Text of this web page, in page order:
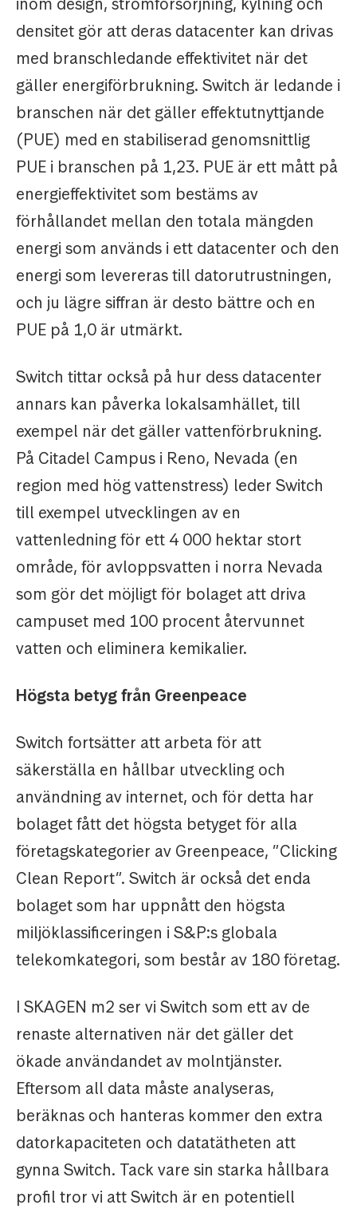
inom design, strömförsörjning, kylning och
densitet gör att deras datacenter kan drivas
med branschledande effektivitet när det
gäller energiförbrukning. Switch är ledande i
branschen när det gäller effektutnyttjande
(PUE) med en stabiliserad genomsnittlig
PUE i branschen på 1,23. PUE är ett mått på
energieffektivitet som bestäms av
förhållandet mellan den totala mängden
energi som används i ett datacenter och den
energi som levereras till datorutrustningen,
och ju lägre siffran är desto bättre och en
PUE på 1,0 är utmärkt.
Switch tittar också på hur dess datacenter
annars kan påverka lokalsamhället, till
exempel när det gäller vattenförbrukning.
På Citadel Campus i Reno, Nevada (en
region med hög vattenstress) leder Switch
till exempel utvecklingen av en
vattenledning för ett 4 000 hektar stort
område, för avloppsvatten i norra Nevada
som gör det möjligt för bolaget att driva
campuset med 100 procent återvunnet
vatten och eliminera kemikalier.
Högsta betyg från Greenpeace
Switch fortsätter att arbeta för att
säkerställa en hållbar utveckling och
användning av internet, och för detta har
bolaget fått det högsta betyget för alla
företagskategorier av Greenpeace, ”Clicking
Clean Report”. Switch är också det enda
bolaget som har uppnått den högsta
miljöklassificeringen i S&P:s globala
telekomkategori, som består av 180 företag.
I SKAGEN m2 ser vi Switch som ett av de
renaste alternativen när det gäller det
ökade användandet av molntjänster.
Eftersom all data måste analyseras,
beräknas och hanteras kommer den extra
datorkapaciteten och datatätheten att
gynna Switch. Tack vare sin starka hållbara
profil tror vi att Switch är en potentiell